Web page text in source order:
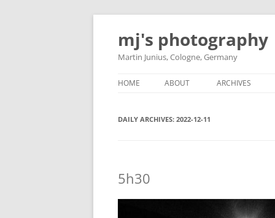
Skip
content
mj's photography
Martin Junius, Cologne, Germany
HOME ABOUT ARCHIVES
DAILY ARCHIVES: 2022-12-11
5h30